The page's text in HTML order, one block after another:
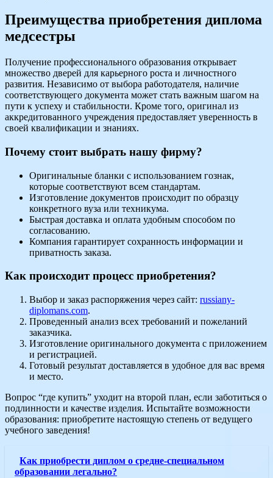
Преимущества приобретения диплома
медсестры
Получение профессионального образования открывает
множество дверей для карьерного роста и личностного
развития. Независимо от выбора работодателя, наличие
соответствующего документа может стать важным шагом на
пути к успеху и стабильности. Кроме того, оригинал из
аккредитованного учреждения предоставляет уверенность в
своей квалификации и знаниях.
Почему стоит выбрать нашу фирму?
Оригинальные бланки с использованием гознак,
которые соответствуют всем стандартам.
Изготовление документов происходит по образцу
конкретного вуза или техникума.
Быстрая доставка и оплата удобным способом по
согласованию.
Компания гарантирует сохранность информации и
приватность заказа.
Как происходит процесс приобретения?
Выбор и заказ распоряжения через сайт: russiany-
diplomans.com.
Проведенный анализ всех требований и пожеланий
заказчика.
Изготовление оригинального документа с приложением
и регистрацией.
Готовый результат доставляется в удобное для вас время
и место.
Вопрос “где купить” уходит на второй план, если заботиться о
подлинности и качестве изделия. Испытайте возможности
образования: приобретите настоящую степень от ведущего
учебного заведения!
Как приобрести диплом о средне-специальном
образовании легально?